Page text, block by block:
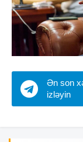
Ən son
izləyin